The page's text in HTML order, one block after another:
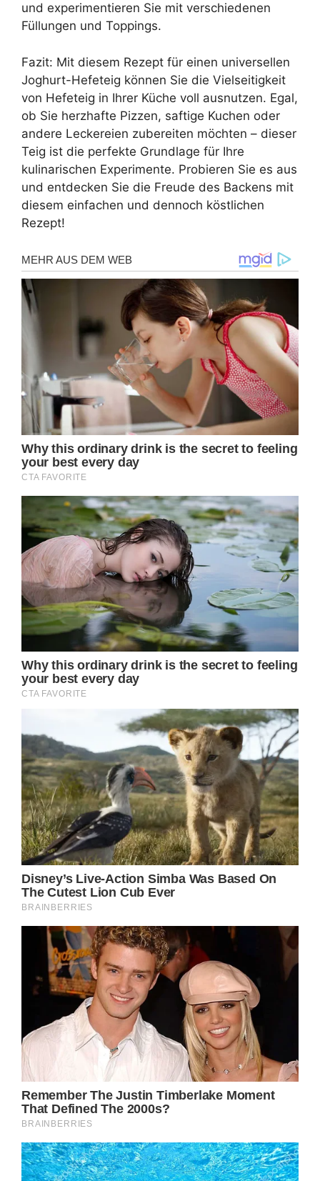
und experimentieren Sie mit verschiedenen
Füllungen und Toppings.
Fazit: Mit diesem Rezept für einen universellen
Joghurt-Hefeteig können Sie die Vielseitigkeit
von Hefeteig in Ihrer Küche voll ausnutzen. Egal,
ob Sie herzhafte Pizzen, saftige Kuchen oder
andere Leckereien zubereiten möchten – dieser
Teig ist die perfekte Grundlage für Ihre
kulinarischen Experimente. Probieren Sie es aus
und entdecken Sie die Freude des Backens mit
diesem einfachen und dennoch köstlichen
Rezept!